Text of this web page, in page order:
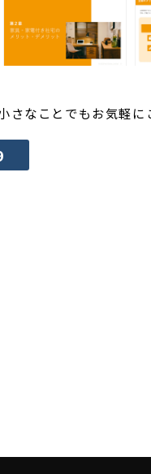
さなことでもお気軽に